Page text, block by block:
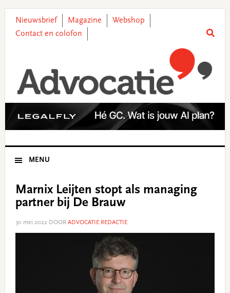
primary
main
primary
footer
Nieuwsbrief Magazine
Webshop
Contact en colofon
MENU
Marnix Leijten stopt als managing
partner bij De Brauw
30 mei 2022DOOR ADVOCATIE REDACTIE